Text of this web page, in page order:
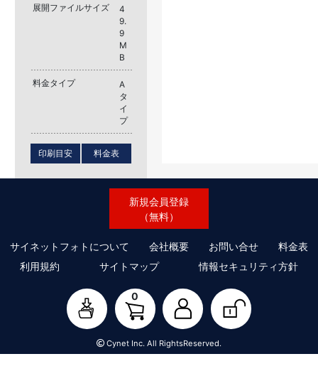
展開ファイルサイズ
4
9.
9
M
B
料金タイプ
A
タ
イ
プ
印刷目安 料金表
新規会員登録
（無料）
サイネットフォトについて 会社概要 お問い合せ
料金表
利用規約
サイトマップ 情報セキュリティ方針
0
Cynet Inc. All RightsReserved.